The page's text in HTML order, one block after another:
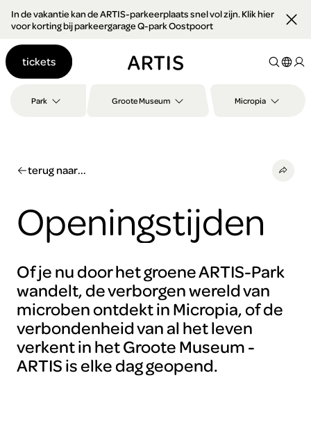
Ga naar
content
Ga
naar
zoeken
naar
In de vakantie kan de ARTIS-parkeerplaats snel vol zijn. Klik hier
voor korting bij parkeergarage Q-park Oostpoort
Park Groote Museum Micropia
tickets
terug naar...
Openingstijden
Of je nu door het groene ARTIS-Park
wandelt, de verborgen wereld van
microben ontdekt in Micropia, of de
verbondenheid van al het leven
verkent in het Groote Museum -
ARTIS is elke dag geopend.